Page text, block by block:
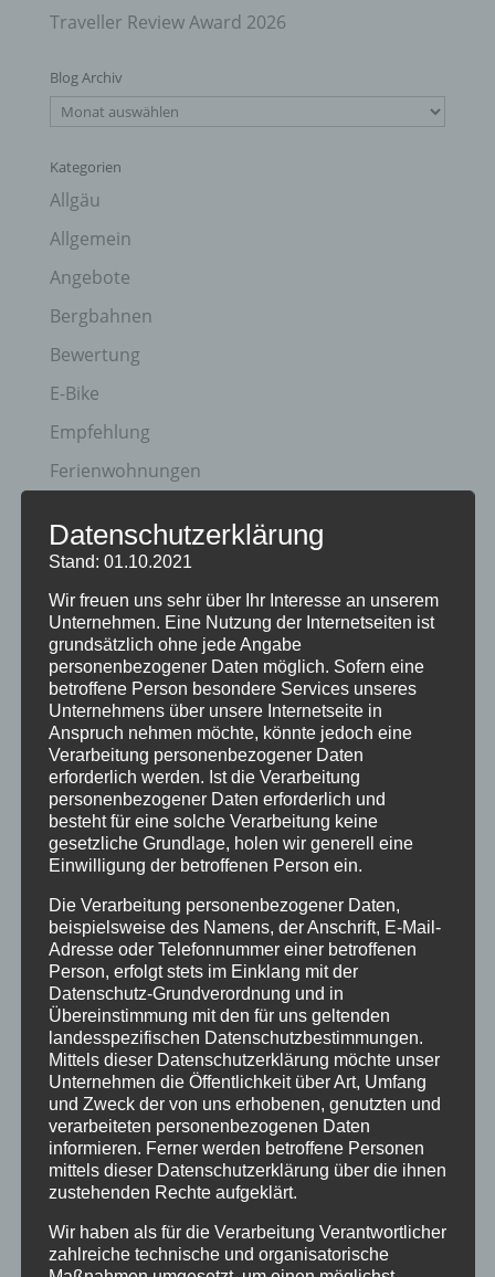
Traveller Review Award 2026
Blog Archiv
Blog
Kategorien
Allgäu
Allgemein
Angebote
Bergbahnen
Bewertung
E-Bike
Empfehlung
Ferienwohnungen
Gäste
Haus Partale
Info
Oberstdorf
Stellenangebot
Traveller Review Award
Urlaub
Veranstaltungstipp
Wintersport
Bei uns…
BERGBAHN UNLIMITED
Ausgezeichnet von KAYAK
Datenschutzerklärung
Stand: 01.10.2021
Wir freuen uns sehr über Ihr Interesse an unserem
Unternehmen. Eine Nutzung der Internetseiten ist
grundsätzlich ohne jede Angabe
personenbezogener Daten möglich. Sofern eine
betroffene Person besondere Services unseres
Unternehmens über unsere Internetseite in
Anspruch nehmen möchte, könnte jedoch eine
Verarbeitung personenbezogener Daten
erforderlich werden. Ist die Verarbeitung
personenbezogener Daten erforderlich und
besteht für eine solche Verarbeitung keine
gesetzliche Grundlage, holen wir generell eine
Einwilligung der betroffenen Person ein.
Die Verarbeitung personenbezogener Daten,
beispielsweise des Namens, der Anschrift, E-Mail-
Adresse oder Telefonnummer einer betroffenen
Person, erfolgt stets im Einklang mit der
Datenschutz-Grundverordnung und in
Übereinstimmung mit den für uns geltenden
landesspezifischen Datenschutzbestimmungen.
Mittels dieser Datenschutzerklärung möchte unser
Unternehmen die Öffentlichkeit über Art, Umfang
und Zweck der von uns erhobenen, genutzten und
verarbeiteten personenbezogenen Daten
informieren. Ferner werden betroffene Personen
mittels dieser Datenschutzerklärung über die ihnen
zustehenden Rechte aufgeklärt.
Wir haben als für die Verarbeitung Verantwortlicher
zahlreiche technische und organisatorische